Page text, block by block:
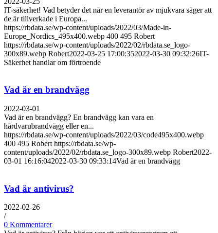
IT-säkerhet! Vad betyder det när en leverantör av mjukvara säger att
de är tillverkade i Europa...
https://rbdata.se/wp-content/uploads/2022/03/Made-in-
Europe_Nordics_495x400.webp 400 495 Robert
https://rbdata.se/wp-content/uploads/2022/02/rbdata.se_logo-
300x89.webp Robert2022-03-25 17:00:352022-03-30 09:32:26IT-
Säkerhet handlar om förtroende
Vad är en brandvägg
2022-03-01
Vad är en brandvägg? En brandvägg kan vara en
hårdvarubrandvägg eller en...
https://rbdata.se/wp-content/uploads/2022/03/code495x400.webp
400 495 Robert https://rbdata.se/wp-
content/uploads/2022/02/rbdata.se_logo-300x89.webp Robert2022-
03-01 16:16:042022-03-30 09:33:14Vad är en brandvägg
Vad är antivirus?
2022-02-26
/
0 Kommentarer